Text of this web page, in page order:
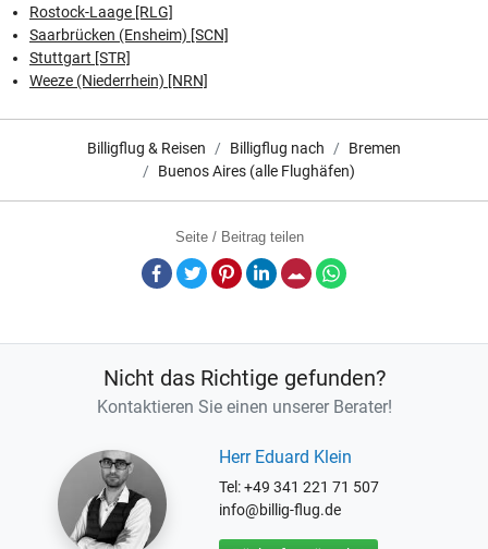
Rostock-Laage [RLG]
Saarbrücken (Ensheim) [SCN]
Stuttgart [STR]
Weeze (Niederrhein) [NRN]
Billigflug & Reisen Billigflug nach
Bremen
Buenos Aires (alle Flughäfen)
Seite / Beitrag teilen
Facebook
TwitterPinterestLinkedInE-Mail
Nicht das Richtige gefunden?
Kontaktieren Sie einen unserer Berater!
Herr Eduard Klein
Tel: +49 341 221 71 507
info@billig-flug.de